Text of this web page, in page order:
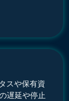
スや保有資
遅延や停止